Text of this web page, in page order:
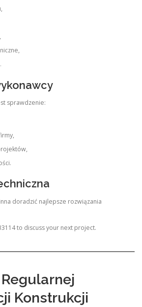
sprawdzenie:
doradzić najlepsze rozwiązania
to discuss your next project.
Konstrukcji